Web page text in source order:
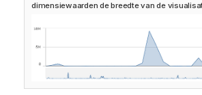
dimensiewaarden de breedte van de